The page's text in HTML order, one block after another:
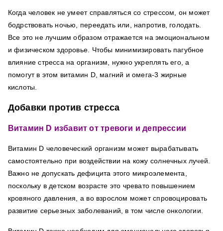
Когда человек не умеет справляться со стрессом, он может
бодрствовать ночью, переедать или, напротив, голодать.
Все это не лучшим образом отражается на эмоциональном
и физическом здоровье. Чтобы минимизировать пагубное
влияние стресса на организм, нужно укреплять его, а
помогут в этом витамин D, магний и омега-3 жирные
кислоты.
Добавки против стресса
Витамин D избавит от тревоги и депрессии
Витамин D человеческий организм может вырабатывать
самостоятельно при воздействии на кожу солнечных лучей.
Важно не допускать дефицита этого микроэлемента,
поскольку в детском возрасте это чревато повышением
кровяного давления, а во взрослом может спровоцировать
развитие серьезных заболеваний, в том числе онкологии.